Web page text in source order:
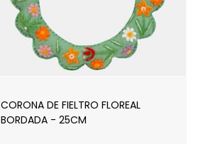
CORONA DE FIELTRO FLOREAL
BORDADA - 25CM